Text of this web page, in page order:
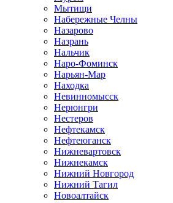
Мытищи
Набережные Челны
Назарово
Назрань
Нальчик
Наро-Фоминск
Нарьян-Мар
Находка
Невинномысск
Нерюнгри
Нестеров
Нефтекамск
Нефтеюганск
Нижневартовск
Нижнекамск
Нижний Новгород
Нижний Тагил
Новоалтайск